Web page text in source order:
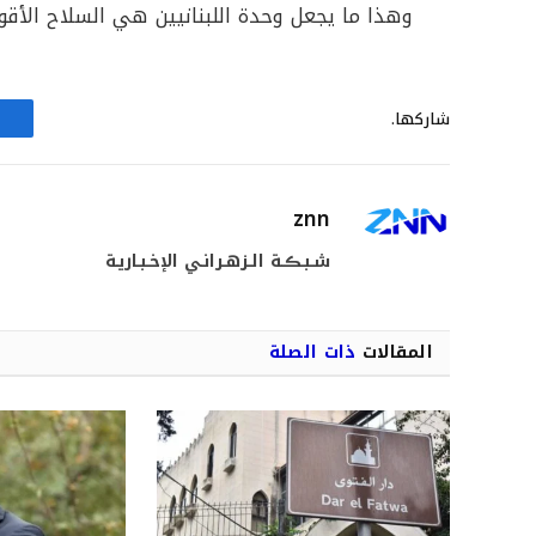
وهذا ما يجعل وحدة اللبنانيين هي السلاح
شاركها.
znn
شـبـڪـة الـزهـرانـي الإخـبـاريـة
المقالات ذات الصلة